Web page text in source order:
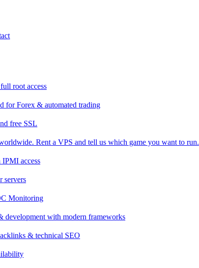
root access
for Forex & automated trading
free SSL
Rent a VPS and tell us which game you want to run.
access
servers
Monitoring
development with modern frameworks
& technical SEO